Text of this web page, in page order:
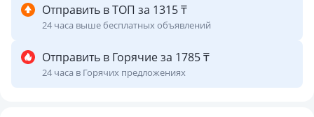
Отправить в ТОП за 1315 ₸
24 часа выше бесплатных объявлений
Отправить в Горячие за 1785 ₸
24 часа в Горячих предложениях